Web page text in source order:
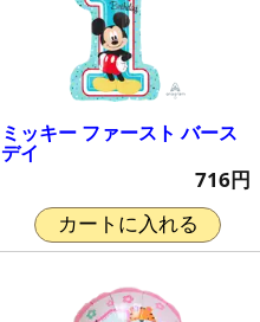
ミッキー ファースト バース
デイ
716円
カートに入れる